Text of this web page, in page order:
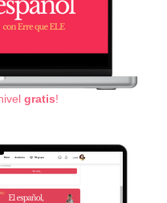
gratis!